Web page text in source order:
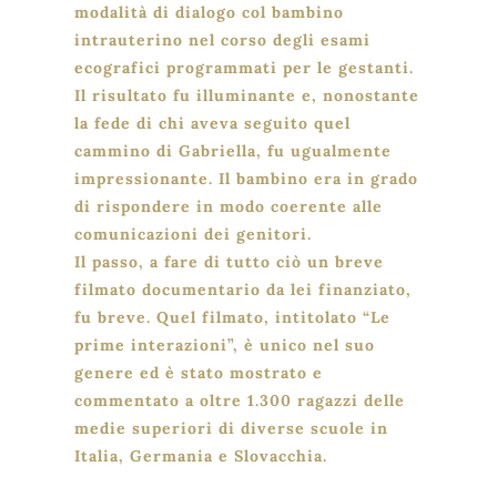
modalità di dialogo col bambino
intrauterino nel corso degli esami
ecografici programmati per le gestanti.
Il risultato fu illuminante e, nonostante
la fede di chi aveva seguito quel
cammino di Gabriella, fu ugualmente
impressionante. Il bambino era in grado
di rispondere in modo coerente alle
comunicazioni dei genitori.
Il passo, a fare di tutto ciò un breve
filmato documentario da lei finanziato,
fu breve. Quel filmato, intitolato “Le
prime interazioni”, è unico nel suo
genere ed è stato mostrato e
commentato a oltre 1.300 ragazzi delle
medie superiori di diverse scuole in
Italia, Germania e Slovacchia.